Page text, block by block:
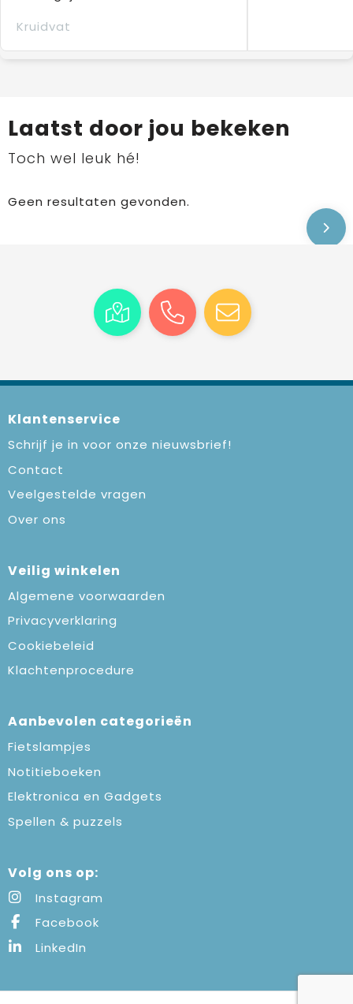
Kruidvat
Laatst door jou bekeken
Toch wel leuk hé!
Geen resultaten gevonden.
Klantenservice
Schrijf je in voor onze nieuwsbrief!
Contact
Veelgestelde vragen
Over ons
Veilig winkelen
Algemene voorwaarden
Privacyverklaring
Cookiebeleid
Klachtenprocedure
Aanbevolen categorieën
Fietslampjes
Notitieboeken
Elektronica en Gadgets
Spellen & puzzels
Volg ons op:
Instagram
Facebook
LinkedIn